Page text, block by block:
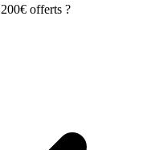
offerts ?